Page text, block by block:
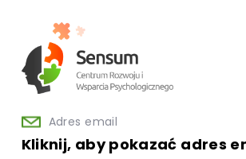
Adres email
Kliknij, aby pokazać adres